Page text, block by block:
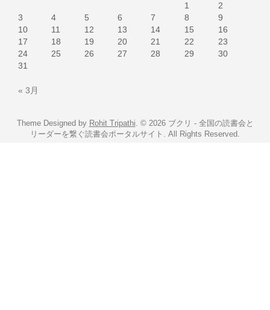
1
2
3
4 5 6 7 8
9
10
11 12 13 14 15
16
17
18 19 20 21 22
23
24
25 26 27 28 29
30
31
« 3月
Theme Designed by Rohit Tripathi. © 2026 ブクリ - 全国の読書会と
リーダーを繋ぐ読書会ポータルサイト. All Rights Reserved.